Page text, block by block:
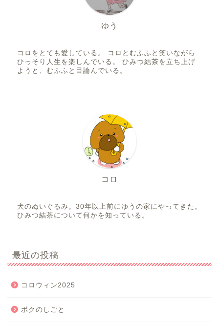
ゆう
コロをとても愛している。 コロとむふふと笑いながら
ひっそり人生を楽しんでいる。 ひみつ結茶を立ち上げ
ようと、むふふと目論んでいる。
コロ
犬のぬいぐるみ。30年以上前にゆうの家にやってきた。
ひみつ結茶について何かを知っている。
最近の投稿
コロウィン2025
ボクのしごと